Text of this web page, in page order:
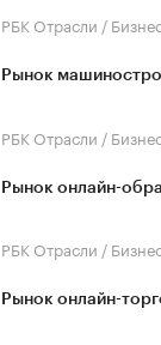
РБК Отрасли /
Рынок
РБК Отрасли /
Рынок онлайн-
РБК Отрасли /
Рынок онлайн-